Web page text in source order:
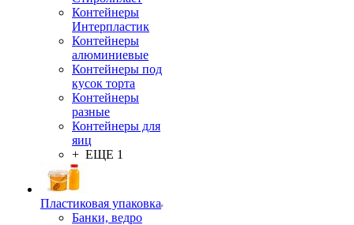
Контейнеры
Интерпластик
Контейнеры
алюминиевые
Контейнеры под
кусок торта
Контейнеры
разные
Контейнеры для
яиц
+ ЕЩЕ 1
Пластиковая упаковка
Банки, ведро